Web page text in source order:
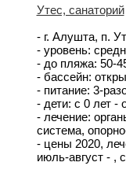
Утес, санаторий
- г. Алушта, п.
- уровень:
- до пляжа: 50-
- бассейн:
- питание: 3-
- дети: с 0 лет -
- лечение:
система,
- цены 2020,
июль-август - ,